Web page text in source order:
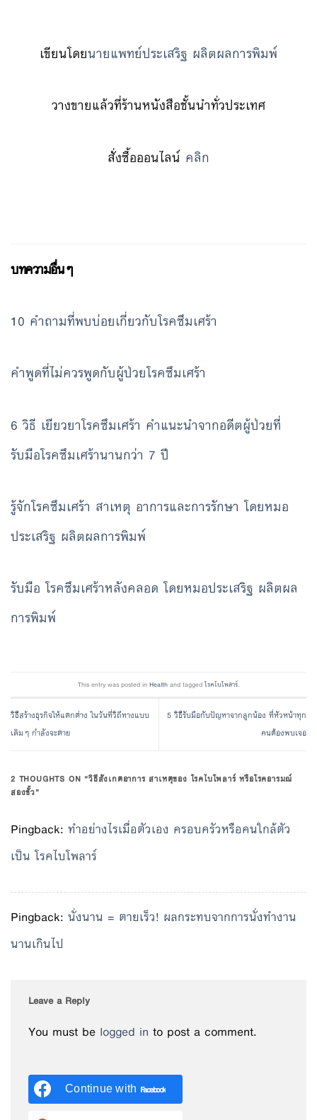
เขียนโดยนายแพทย์ประเสริฐ ผลิตผลการพิมพ์
วางขายแล้วที่ร้านหนังสือชั้นนำทั่วประเทศ
สั่งซื้อออนไลน์ คลิก
บทความอื่นๆ
10 คำถามที่พบบ่อยเกี่ยวกับโรคซึมเศร้า
คำพูดที่ไม่ควรพูดกับผู้ป่วยโรคซึมเศร้า
6 วิธี เยียวยาโรคซึมเศร้า คำแนะนำจากอดีตผู้ป่วยที่
รับมือโรคซึมเศร้านานกว่า 7 ปี
รู้จักโรคซึมเศร้า สาเหตุ อาการและการรักษา โดยหมอ
ประเสริฐ ผลิตผลการพิมพ์
รับมือ โรคซึมเศร้าหลังคลอด โดยหมอประเสริฐ ผลิตผล
การพิมพ์
This entry was posted inHealthand taggedโรคไบโพลาร์.
วิธีสร้างธุรกิจให้แตกต่าง ในวันที่วิถีทางแบบ
เดิมๆ กำลังจะตาย
5 วิธีรับมือกับปัญหาจากลูกน้อง ที่หัวหน้าทุก
คนต้องพบเจอ
2 THOUGHTS ON “วิธีสังเกตอาการ สาเหตุของ โรคไบโพลาร์ หรือโรคอารมณ์
สองขั้ว”
Pingback: ทำอย่างไรเมื่อตัวเอง ครอบครัวหรือคนใกล้ตัว
เป็น โรคไบโพลาร์
Pingback: นั่งนาน = ตายเร็ว! ผลกระทบจากการนั่งทำงาน
นานเกินไป
Leave a Reply
You must be logged in to post a comment.
Continue with Facebook